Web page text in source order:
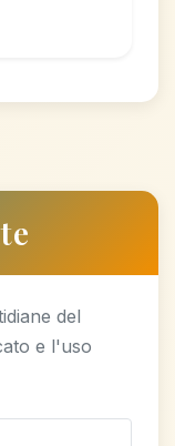
del
e l'uso